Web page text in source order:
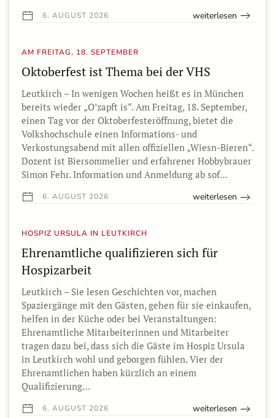
6. AUGUST 2026 weiterlesen
AM FREITAG, 18. SEPTEMBER
Oktoberfest ist Thema bei der VHS
Leutkirch – In wenigen Wochen heißt es in München
bereits wieder „O’zapft is“. Am Freitag, 18. September,
einen Tag vor der Oktoberfesteröffnung, bietet die
Volkshochschule einen Informations- und
Verkostungsabend mit allen offiziellen „Wiesn-Bieren“.
Dozent ist Biersommelier und erfahrener Hobbybrauer
Simon Fehr. Information und Anmeldung ab sof…
6. AUGUST 2026 weiterlesen
HOSPIZ URSULA IN LEUTKIRCH
Ehrenamtliche qualifizieren sich für
Hospizarbeit
Leutkirch – Sie lesen Geschichten vor, machen
Spaziergänge mit den Gästen, gehen für sie einkaufen,
helfen in der Küche oder bei Veranstaltungen:
Ehrenamtliche Mitarbeiterinnen und Mitarbeiter
tragen dazu bei, dass sich die Gäste im Hospiz Ursula
in Leutkirch wohl und geborgen fühlen. Vier der
Ehrenamtlichen haben kürzlich an einem
Qualifizierung…
6. AUGUST 2026 weiterlesen